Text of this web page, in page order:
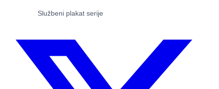
Službeni plakat serije